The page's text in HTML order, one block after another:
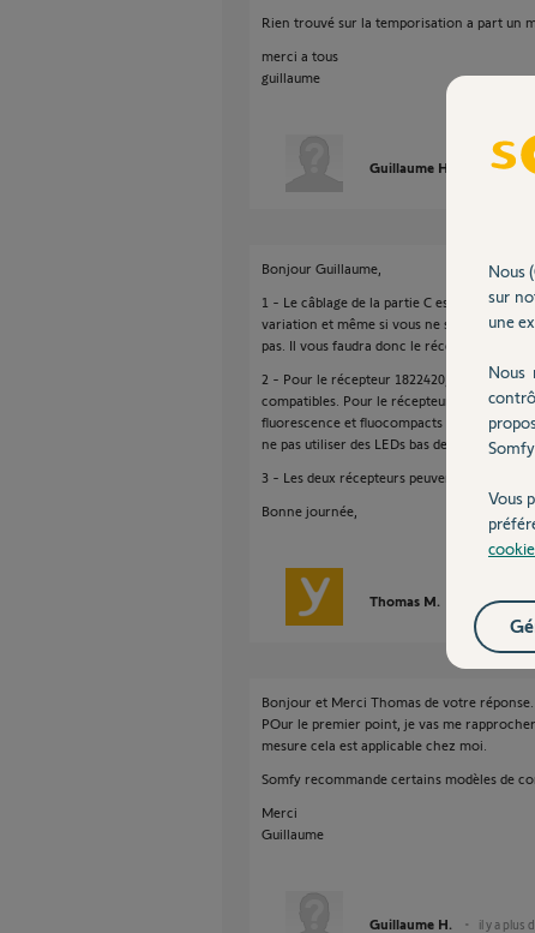
Rien trouvé sur la temporisation a part un
merci a tous
guillaume
Guillaume H. il y a plus
Bonjour Guillaume,
1 - Le câblage de la partie C est obligatoire
variation et même si vous ne souhaitez
pas. Il vous faudra donc le récepteur 1822423.
2 - Pour le récepteur 1822420, seules les
compatibles. Pour le récepteur 1822423,
fluorescence et fluocompacts avec une
ne pas utiliser des LEDs bas de gamme
3 - Les deux récepteurs peuvent être piloter
Bonne journée,
Thomas M. il y a plus de
Bonjour et Merci Thomas de votre réponse.
POur le premier point, je vas me
mesure cela est applicable chez moi.
Somfy recommande certains modèles de
Merci
Guillaume
Guillaume H. il y a plus
Nous
sur
une
Nous
Vous